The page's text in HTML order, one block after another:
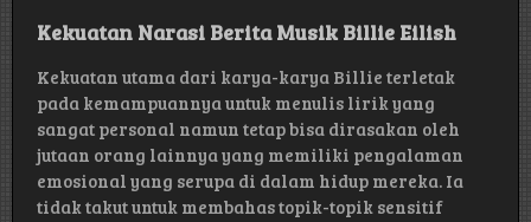
Kekuatan Narasi Berita Musik Billie Eilish
Kekuatan utama dari karya-karya Billie terletak
pada kemampuannya untuk menulis lirik yang
sangat personal namun tetap bisa dirasakan oleh
jutaan orang lainnya yang memiliki pengalaman
emosional yang serupa di dalam hidup mereka. Ia
tidak takut untuk membahas topik-topik sensitif